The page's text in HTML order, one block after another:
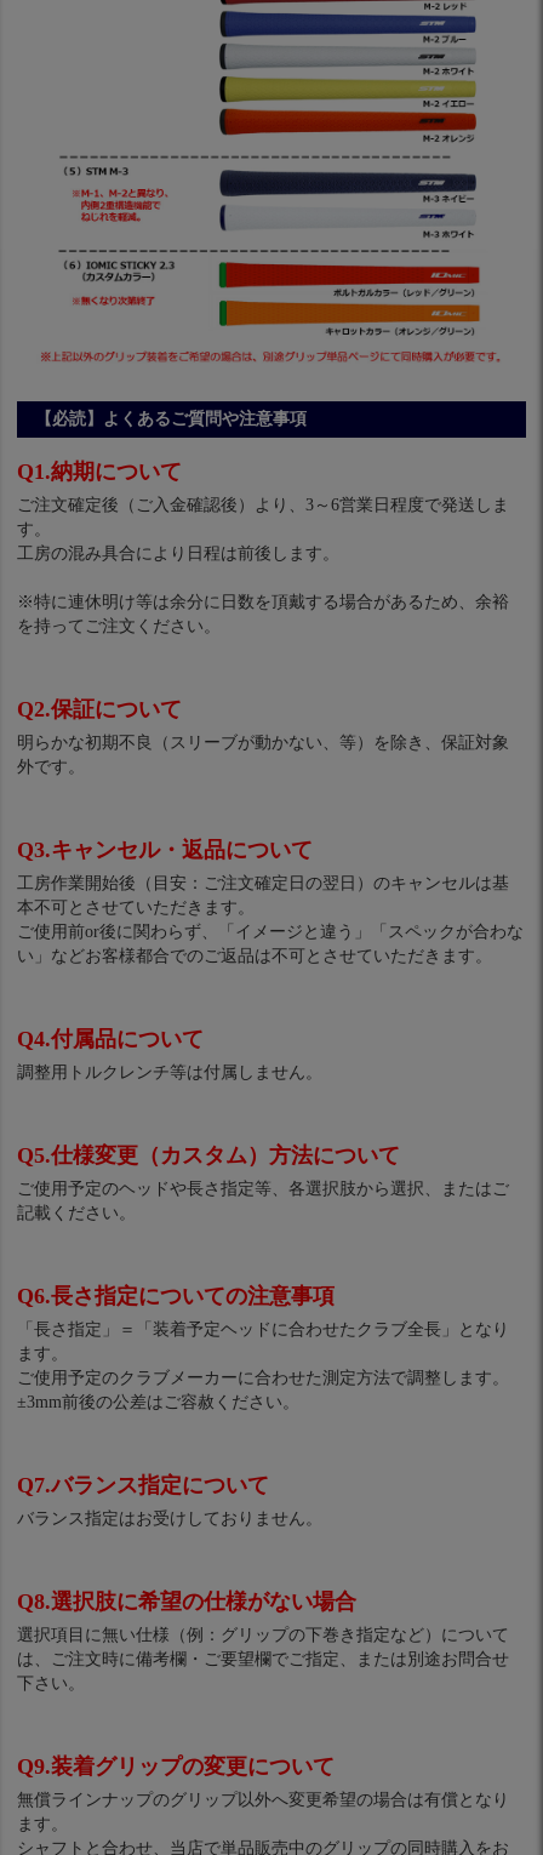
【必読】よくあるご質問や注意事項
Q1.納期について
ご注文確定後（ご入金確認後）より、3～6営業日程度で発送しま
す。
工房の混み具合により日程は前後します。
※特に連休明け等は余分に日数を頂戴する場合があるため、余裕
を持ってご注文ください。
Q2.保証について
明らかな初期不良（スリーブが動かない、等）を除き、保証対象
外です。
Q3.キャンセル・返品について
工房作業開始後（目安：ご注文確定日の翌日）のキャンセルは基
本不可とさせていただきます。
ご使用前or後に関わらず、「イメージと違う」「スペックが合わな
い」などお客様都合でのご返品は不可とさせていただきます。
Q4.付属品について
調整用トルクレンチ等は付属しません。
Q5.仕様変更（カスタム）方法について
ご使用予定のヘッドや長さ指定等、各選択肢から選択、またはご
記載ください。
Q6.長さ指定についての注意事項
「長さ指定」＝「装着予定ヘッドに合わせたクラブ全長」となり
ます。
ご使用予定のクラブメーカーに合わせた測定方法で調整します。
±3mm前後の公差はご容赦ください。
Q7.バランス指定について
バランス指定はお受けしておりません。
Q8.選択肢に希望の仕様がない場合
選択項目に無い仕様（例：グリップの下巻き指定など）について
は、ご注文時に備考欄・ご要望欄でご指定、または別途お問合せ
下さい。
Q9.装着グリップの変更について
無償ラインナップのグリップ以外へ変更希望の場合は有償となり
ます。
シャフトと合わせ、当店で単品販売中のグリップの同時購入をお